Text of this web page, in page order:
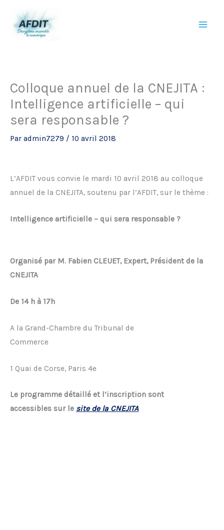
contenu
Colloque annuel de la CNEJITA :
Intelligence artificielle – qui
sera responsable ?
Par admin7279 / 10 avril 2018
L’AFDIT vous convie le mardi 10 avril 2018 au colloque
annuel de la CNEJITA, soutenu par l’AFDIT, sur le thème :
Intelligence artificielle – qui sera responsable ?
Organisé par M. Fabien CLEUET, Expert, Président de la
CNEJITA
De 14 h à 17h
A la Grand-Chambre du Tribunal de
Commerce
1 Quai de Corse, Paris 4e
Le programme détaillé et l’inscription sont
accessibles sur le site de la CNEJITA